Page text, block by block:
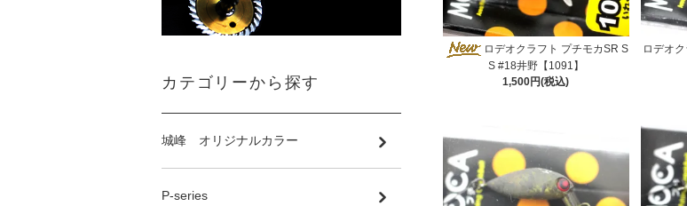
ロデオクラフト プチモカSR S
S #18井野【1091】
1,500円(税込)
ロデオ
カテゴリーから探す
城峰 オリジナルカラー
P-series